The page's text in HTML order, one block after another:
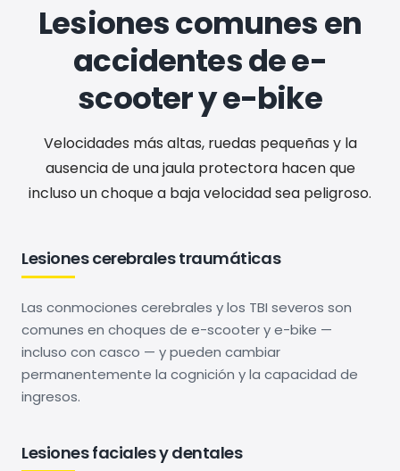
Lesiones comunes en
accidentes de e-
scooter y e-bike
Velocidades más altas, ruedas pequeñas y la
ausencia de una jaula protectora hacen que
incluso un choque a baja velocidad sea peligroso.
Lesiones cerebrales traumáticas
Las conmociones cerebrales y los TBI severos son
comunes en choques de e-scooter y e-bike —
incluso con casco — y pueden cambiar
permanentemente la cognición y la capacidad de
ingresos.
Lesiones faciales y dentales